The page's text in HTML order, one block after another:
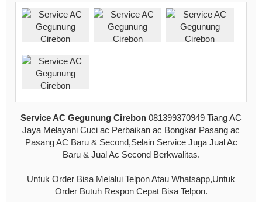
Service AC Gegunung Cirebon 081399370949 Tiang AC
Jaya Melayani Cuci ac Perbaikan ac Bongkar Pasang ac
Pasang AC Baru & Second,Selain Service Juga Jual Ac
Baru & Jual Ac Second Berkwalitas.
Untuk Order Bisa Melalui Telpon Atau Whatsapp,Untuk
Order Butuh Respon Cepat Bisa Telpon.